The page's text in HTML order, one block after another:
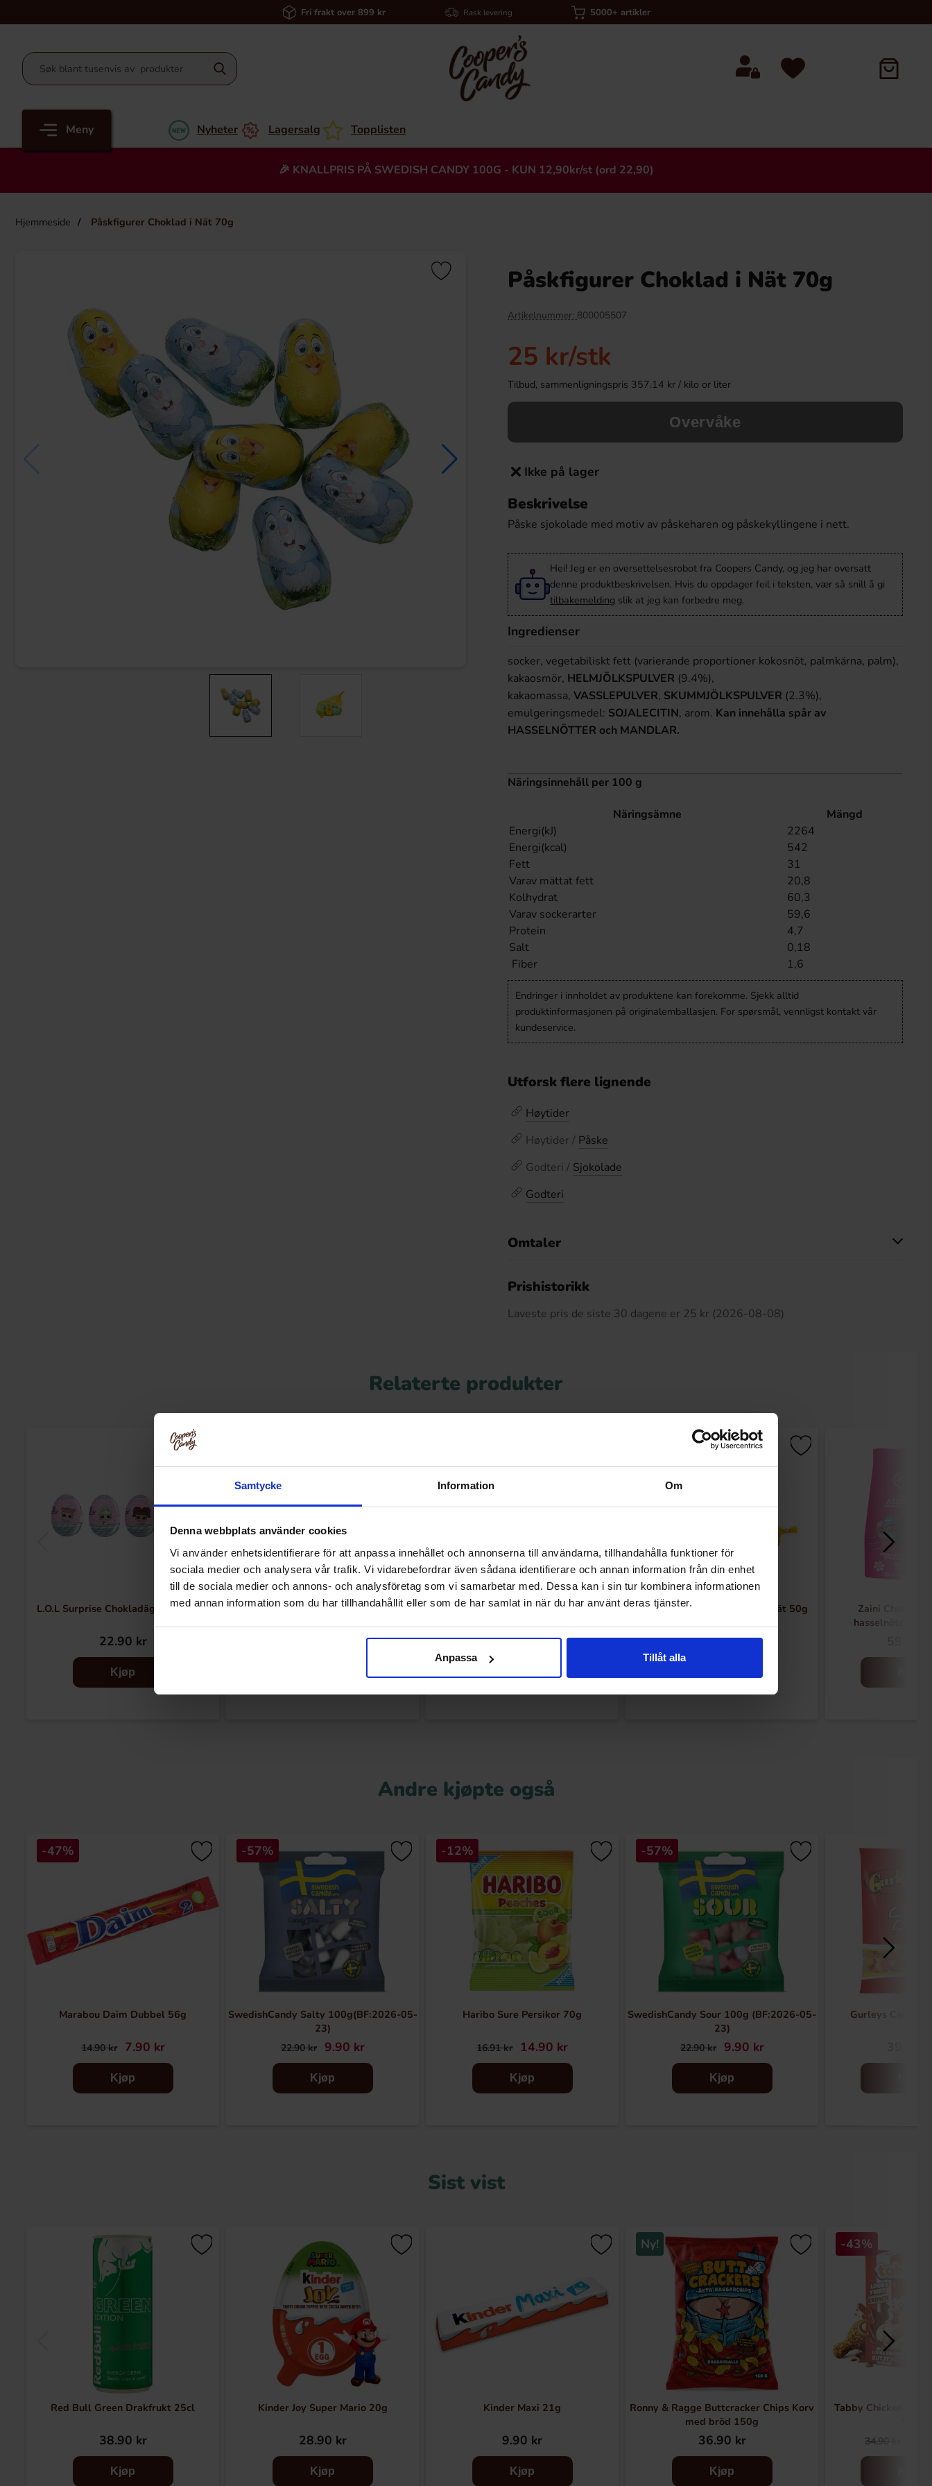
Samtycke Information Om
Denna webbplats använder cookies
Vi använder enhetsidentifierare för att anpassa innehållet och annonserna till användarna, tillhandahålla funktioner för
sociala medier och analysera vår trafik. Vi vidarebefordrar även sådana identifierare och annan information från din enhet
till de sociala medier och annons- och analysföretag som vi samarbetar med. Dessa kan i sin tur kombinera informationen
med annan information som du har tillhandahållit eller som de har samlat in när du har använt deras tjänster.
Anpassa Tillåt alla
Fri frakt over 899 kr Rask levering 5000+ artikler
Meny Nyheter Lagersalg Topplisten
🎉 KNALLPRIS PÅ SWEDISH CANDY 100G - KUN 12,90kr/st (ord 22,90)
Hjemmeside Påskfigurer Choklad i Nät 70g
Heading
Arla Mjukglassmix Laktosfri 2L Arla Mjukglassmix 2L
179.89 kr
Köp
Popcornkrydda Cheddar 40g
74ml
Köp Köp
Påskfigurer Choklad i Nät 70g
Artikelnummer: 800005507
25 kr/stk
Tilbud, sammenligningspris 357.14 kr / kilo or liter
Overvåke
Ikke på lager
Beskrivelse
Påske sjokolade med motiv av påskeharen og påskekyllingene i nett.
Hei! Jeg er en oversettelsesrobot fra Coopers Candy, og jeg har oversatt
denne produktbeskrivelsen. Hvis du oppdager feil i teksten, vær så snill å gi
tilbakemelding slik at jeg kan forbedre meg.
Ingredienser
socker, vegetabiliskt fett (varierande proportioner kokosnöt, palmkärna, palm),
kakaosmör, HELMJÖLKSPULVER (9.4%),
kakaomassa, VASSLEPULVER, SKUMMJÖLKSPULVER (2.3%),
emulgeringsmedel: SOJALECITIN, arom. Kan innehålla spår av
HASSELNÖTTER och MANDLAR.
Näringsinnehåll per 100 g
Näringsämne
Mängd
Energi(kJ)
2264
Energi(kcal)
542
Fett
31
Varav mättat fett
20,8
Kolhydrat
60,3
Varav sockerarter
59,6
Protein
4,7
Salt
0,18
Fiber
1,6
Endringer i innholdet av produktene kan forekomme. Sjekk alltid
produktinformasjonen på originalemballasjen. For spørsmål, vennligst kontakt vår
kundeservice.
Utforsk flere lignende
Høytider
Høytider / Påske
Godteri / Sjokolade
Godteri
Omtaler
Prishistorikk
Laveste pris de siste 30 dagene er 25 kr (2026-08-08)
Relaterte produkter
L.O.L Surprise Chokladägg 20g (1st)
22.90 kr
Kjøp
Kinder Schokobons 125g
42.90 kr
Peppa Pig Surprise Chokladägg 20g
22.90 kr
Halloween Chokladfigurer i Nät 50g
26.90 kr
Zaini
Andre kjøpte også
-47%
Marabou Daim Dubbel 56g
14.90 kr 7.90 kr
Kjøp
-57%
SwedishCandy Salty 100g(BF:2026-05-
23)
22.90 kr 9.90 kr
Kjøp
-12%
Haribo Sure Persikor 70g
16.91 kr 14.90 kr
Kjøp
-57%
SwedishCandy Sour 100g (BF:2026-05-
23)
22.90 kr 9.90 kr
Kjøp
Gurleys Candy
Sist vist
Red Bull Green Drakfrukt 25cl
38.90 kr
Kjøp
Kinder Joy Super Mario 20g
28.90 kr
Kjøp
Kinder Maxi 21g
9.90 kr
Kjøp
Ny!
Ronny & Ragge Buttcracker Chips Korv
med bröd 150g
36.90 kr
Kjøp
-43%
Tabby Chicken
34.90 kr